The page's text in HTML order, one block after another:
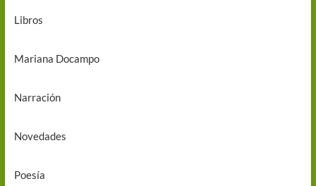
Libros
Mariana Docampo
Narración
Novedades
Poesía